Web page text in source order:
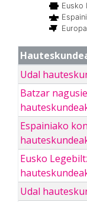
Eusko
Udal
Batzar
Espainiako
Eusko
Udal